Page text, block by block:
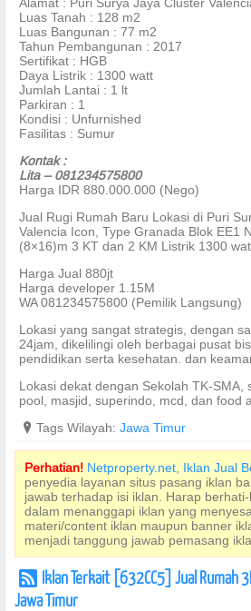
Luas Tanah : 128 m2
Luas Bangunan : 77 m2
Tahun Pembangunan : 2017
Sertifikat : HGB
Daya Listrik : 1300 watt
Jumlah Lantai : 1 lt
Parkiran : 1
Kondisi : Unfurnished
Fasilitas : Sumur
Kontak :
Lita – 081234575800
Harga IDR 880.000.000 (Nego)
Jual Rugi Rumah Baru Lokasi di Puri
Valencia Icon, Type Granada Blok EE1
(8×16)m 3 KT dan 2 KM Listrik 1300
Harga Jual 880jt
Harga developer 1.15M
WA 081234575800 (Pemilik Langsung)
Lokasi yang sangat strategis, dengan
24jam, dikelilingi oleh berbagai pusat
pendidikan serta kesehatan. dan
Lokasi dekat dengan Sekolah TK-SMA,
pool, masjid, superindo, mcd, dan food
? Tags Wilayah: Jawa Timur
Perhatian! Netproperty.net, Iklan Jual
penyedia layanan situs pasang iklan
jawab terhadap isi iklan. Harap
dalam menanggapi iklan yang
materi/content iklan maupun banner
menjadi tanggung jawab pemasang
r Iklan Terkait [632CC5] Jual Rumah
Jawa Timur